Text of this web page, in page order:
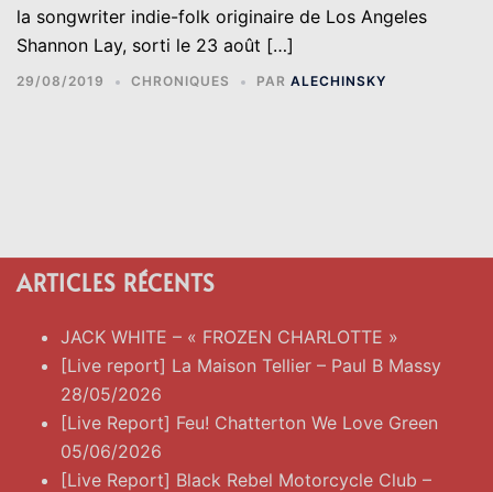
la songwriter indie-folk originaire de Los Angeles
Shannon Lay, sorti le 23 août […]
29/08/2019 CHRONIQUES PAR ALECHINSKY
ARTICLES RÉCENTS
JACK WHITE – « FROZEN CHARLOTTE »
[Live report] La Maison Tellier – Paul B Massy
28/05/2026
[Live Report] Feu! Chatterton We Love Green
05/06/2026
[Live Report] Black Rebel Motorcycle Club –